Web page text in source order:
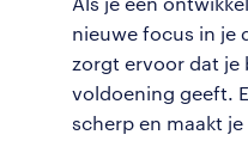
nieuwe focus in je
zorgt ervoor dat je
voldoening geeft.
scherp en maakt